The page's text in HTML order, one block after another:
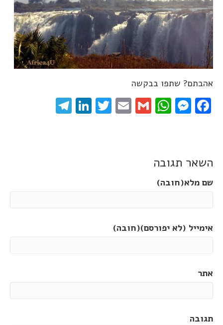
אהבתם? שתפו בבקשה
Facebook
Messenger
WhatsApp
Gmail
Email
Twitter
LinkedIn
השאר תגובה
שם מלא(חובה)
אימייל (לא יפורסם)(חובה)
אתר
תגובה